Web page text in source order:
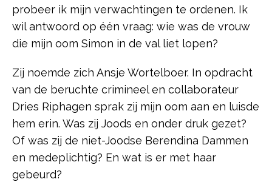
probeer ik mijn verwachtingen te ordenen. Ik
wil antwoord op één vraag: wie was de vrouw
die mijn oom Simon in de val liet lopen?
Zij noemde zich Ansje Wortelboer. In opdracht
van de beruchte crimineel en collaborateur
Dries Riphagen sprak zij mijn oom aan en luisde
hem erin. Was zij Joods en onder druk gezet?
Of was zij de niet-Joodse Berendina Dammen
en medeplichtig? En wat is er met haar
gebeurd?